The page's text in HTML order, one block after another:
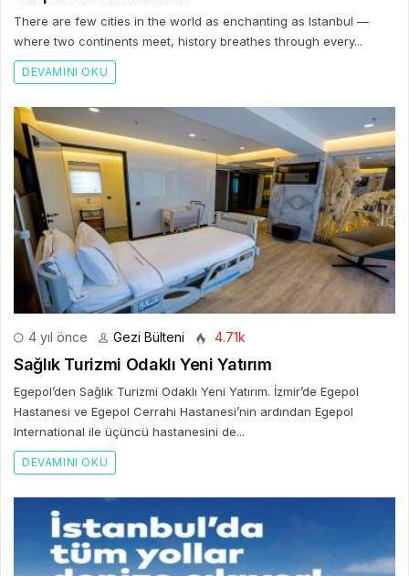
There are few cities in the world as enchanting as Istanbul —
where two continents meet, history breathes through every...
DEVAMINI OKU
4 yıl önce Gezi Bülteni 4.71k
Sağlık Turizmi Odaklı Yeni Yatırım
Egepol’den Sağlık Turizmi Odaklı Yeni Yatırım. İzmir’de Egepol
Hastanesi ve Egepol Cerrahi Hastanesi’nin ardından Egepol
International ile üçüncü hastanesini de...
DEVAMINI OKU